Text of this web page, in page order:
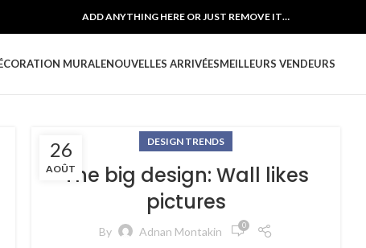
ADD ANYTHING HERE OR JUST REMOVE IT…
MURALENOUVELLES ARRIVÉESMEILLEURS VENDEURS
26
AOÛT
DESIGN TRENDS
The big design: Wall likes
pictures
By Adnan Montakin 0